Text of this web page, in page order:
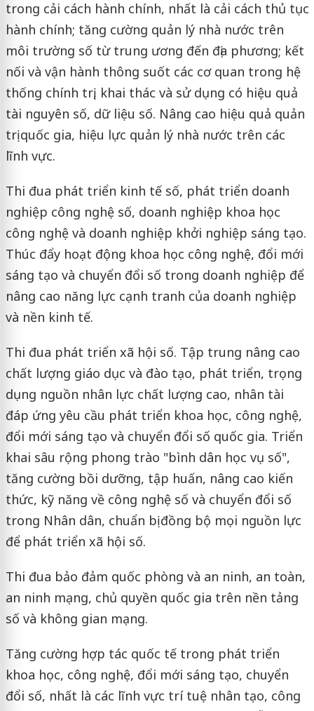
trong cải cách hành chính, nhất là cải cách thủ tục
hành chính; tăng cường quản lý nhà nước trên
môi trường số từ trung ương đến địa phương; kết
nối và vận hành thông suốt các cơ quan trong hệ
thống chính trị, khai thác và sử dụng có hiệu quả
tài nguyên số, dữ liệu số. Nâng cao hiệu quả quản
trị quốc gia, hiệu lực quản lý nhà nước trên các
lĩnh vực.
Thi đua phát triển kinh tế số, phát triển doanh
nghiệp công nghệ số, doanh nghiệp khoa học
công nghệ và doanh nghiệp khởi nghiệp sáng tạo.
Thúc đẩy hoạt động khoa học công nghệ, đổi mới
sáng tạo và chuyển đổi số trong doanh nghiệp để
nâng cao năng lực cạnh tranh của doanh nghiệp
và nền kinh tế.
Thi đua phát triển xã hội số. Tập trung nâng cao
chất lượng giáo dục và đào tạo, phát triển, trọng
dụng nguồn nhân lực chất lượng cao, nhân tài
đáp ứng yêu cầu phát triển khoa học, công nghệ,
đổi mới sáng tạo và chuyển đổi số quốc gia. Triển
khai sâu rộng phong trào "bình dân học vụ số",
tăng cường bồi dưỡng, tập huấn, nâng cao kiến
thức, kỹ năng về công nghệ số và chuyển đổi số
trong Nhân dân, chuẩn bị đồng bộ mọi nguồn lực
để phát triển xã hội số.
Thi đua bảo đảm quốc phòng và an ninh, an toàn,
an ninh mạng, chủ quyền quốc gia trên nền tảng
số và không gian mạng.
Tăng cường hợp tác quốc tế trong phát triển
khoa học, công nghệ, đổi mới sáng tạo, chuyển
đổi số, nhất là các lĩnh vực trí tuệ nhân tạo, công